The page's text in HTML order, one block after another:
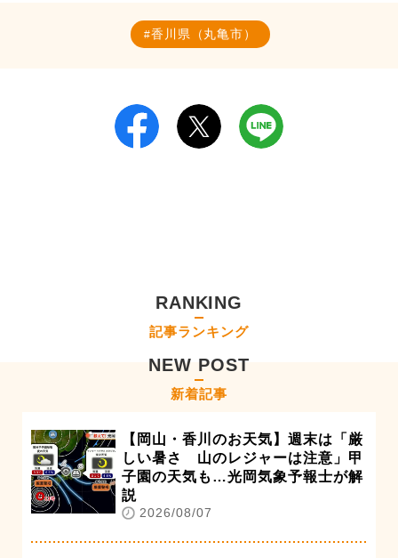
香川県（丸亀市）
RANKING
記事ランキング
NEW POST
新着記事
【岡山・香川のお天気】週末は「厳
しい暑さ 山のレジャーは注意」甲
子園の天気も…光岡気象予報士が解
説
2026/08/07